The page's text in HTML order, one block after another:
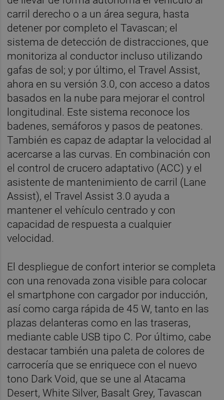
carril derecho o a un área segura, hasta
detener por completo el Tavascan; el
sistema de detección de distracciones, que
monitoriza al conductor incluso utilizando
gafas de sol; y por último, el Travel Assist,
ahora en su versión 3.0, con acceso a datos
basados en la nube para mejorar el control
longitudinal. Este sistema reconoce los
badenes, semáforos y pasos de peatones.
También es capaz de adaptar la velocidad al
acercarse a las curvas. En combinación con
el control de crucero adaptativo (ACC) y el
asistente de mantenimiento de carril (Lane
Assist), el Travel Assist 3.0 ayuda a
mantener el vehículo centrado y con
capacidad de respuesta a cualquier
velocidad.
El despliegue de confort interior se completa
con una renovada zona visible para colocar
el smartphone con cargador por inducción,
así como carga rápida de 45 W, tanto en las
plazas delanteras como en las traseras,
mediante cable USB tipo C. Por último, cabe
destacar también una paleta de colores de
carrocería que se enriquece con el nuevo
tono Dark Void, que se une al Atacama
Desert, White Silver, Basalt Grey, Tavascan